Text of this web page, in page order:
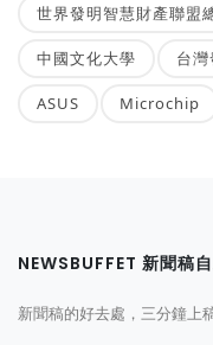
世界發明智慧財產聯盟
中國文化大學 台
ASUS Microchip
NEWSBUFFET 新聞稿
新聞稿的好去處，三分鐘上